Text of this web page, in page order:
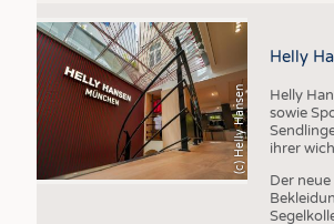
(c) Helly Hansen
Helly
Helly
sowie
ihrer
Der